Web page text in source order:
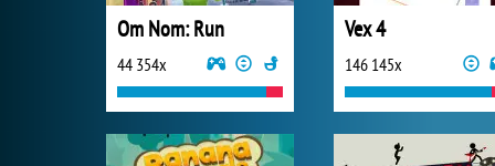
Om Nom: Run
44 354x
Vex 4
146 145x